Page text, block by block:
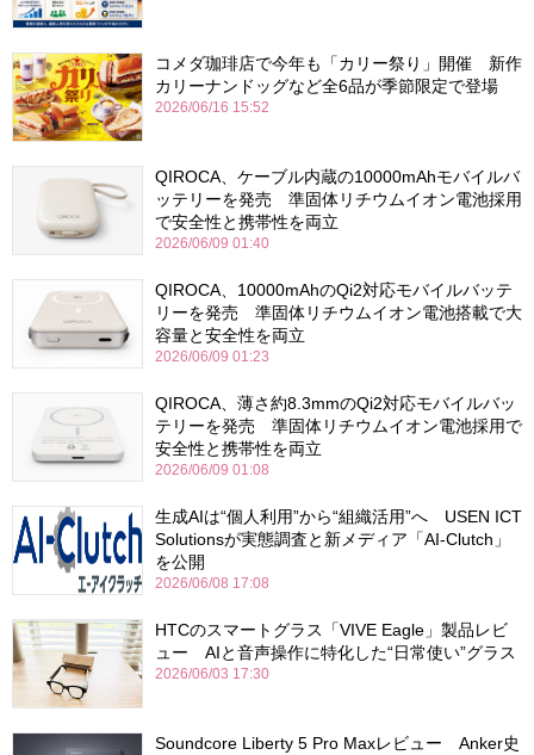
コメダ珈琲店で今年も「カリー祭り」開催 新作
カリーナンドッグなど全6品が季節限定で登場
2026/06/16 15:52
QIROCA、ケーブル内蔵の10000mAhモバイルバ
ッテリーを発売 準固体リチウムイオン電池採用
で安全性と携帯性を両立
2026/06/09 01:40
QIROCA、10000mAhのQi2対応モバイルバッテ
リーを発売 準固体リチウムイオン電池搭載で大
容量と安全性を両立
2026/06/09 01:23
QIROCA、薄さ約8.3mmのQi2対応モバイルバッ
テリーを発売 準固体リチウムイオン電池採用で
安全性と携帯性を両立
2026/06/09 01:08
生成AIは“個人利用”から“組織活用”へ USEN ICT
Solutionsが実態調査と新メディア「AI-Clutch」
を公開
2026/06/08 17:08
HTCのスマートグラス「VIVE Eagle」製品レビ
ュー AIと音声操作に特化した“日常使い”グラス
2026/06/03 17:30
Soundcore Liberty 5 Pro Maxレビュー Anker史